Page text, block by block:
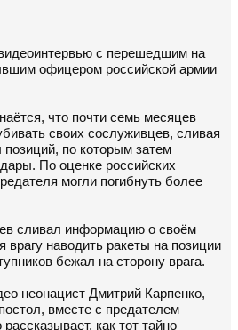
с перешедшим на
офицером российской армии
что почти семь месяцев
своих сослуживцев, сливая
позиций, по которым затем
По оценке российских
могли погибнуть более
сливал информацию о своём
врагу наводить ракеты на позиции
бежал на сторону врага.
неонацист Дмитрий Карпенко,
вместе с предателем
как тот тайно